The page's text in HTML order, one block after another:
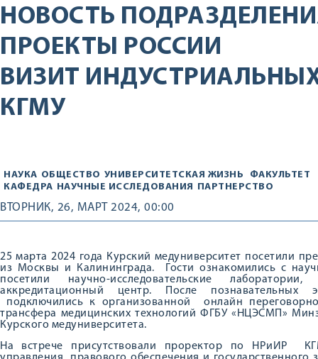
НОВОСТЬ
ПРОЕКТЫ РОССИИ
ВИЗИТ
КГМУ
НАУКА ОБЩЕСТВО УНИВЕРСИТЕТСКАЯ ЖИЗНЬ
ФАКУЛЬТЕТ
КАФЕДРА НАУЧНЫЕ ИССЛЕДОВАНИЯ ПАРТНЕРСТВО
ВТОРНИК, 26, МАРТ 2024, 00:00
25 марта 2024 года Курский медуниверситет посетили
из Москвы и Калининграда. Гости ознакомились с
посетили научно-исследовательские
аккредитационный центр. После познавательных
подключились к организованной онлайн
трансфера медицинских технологий ФГБУ «НЦЭСМП»
Курского медуниверситета.
На встрече присутствовали проректор по НРиИР